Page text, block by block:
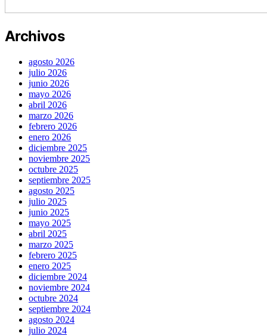
Archivos
agosto 2026
julio 2026
junio 2026
mayo 2026
abril 2026
marzo 2026
febrero 2026
enero 2026
diciembre 2025
noviembre 2025
octubre 2025
septiembre 2025
agosto 2025
julio 2025
junio 2025
mayo 2025
abril 2025
marzo 2025
febrero 2025
enero 2025
diciembre 2024
noviembre 2024
octubre 2024
septiembre 2024
agosto 2024
julio 2024